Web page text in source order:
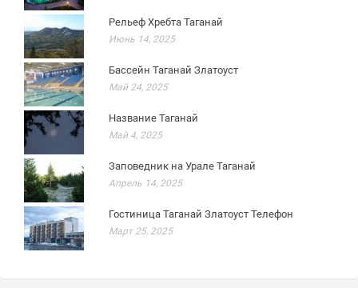
Рельеф Хребта Таганай
Июнь 14, 2025
Бассейн Таганай Златоуст
Май 24, 2025
Название Таганай
Май 4, 2025
Заповедник на Урале Таганай
Апрель 14, 2025
Гостиница Таганай Златоуст Телефон
Март 25, 2025